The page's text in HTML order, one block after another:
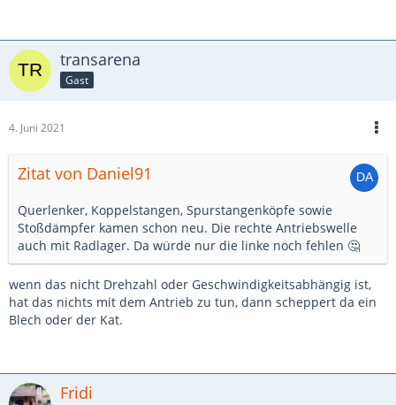
transarena
Gast
4. Juni 2021
Zitat von Daniel91
Querlenker, Koppelstangen, Spurstangenköpfe sowie
Stoßdämpfer kamen schon neu. Die rechte Antriebswelle
auch mit Radlager. Da würde nur die linke noch fehlen 🤔
wenn das nicht Drehzahl oder Geschwindigkeitsabhängig ist,
hat das nichts mit dem Antrieb zu tun, dann scheppert da ein
Blech oder der Kat.
Fridi